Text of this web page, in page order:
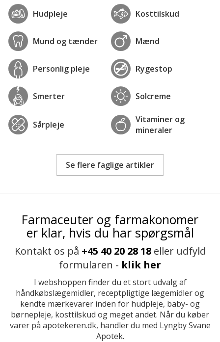
Hudpleje Kosttilskud
Mund og tænder Mænd
Personlig pleje Rygestop
Smerter Solcreme
Sårpleje
Vitaminer og
mineraler
Se flere faglige artikler
Farmaceuter og farmakonomer
er klar, hvis du har spørgsmål
Kontakt os på +45 40 20 28 18eller udfyld
formularen - klik her
I webshoppen finder du et stort udvalg af
håndkøbslægemidler, receptpligtige lægemidler og
kendte mærkevarer inden for hudpleje, baby- og
børnepleje, kosttilskud og meget andet. Når du køber
varer på apotekeren.dk, handler du med Lyngby Svane
Apotek.